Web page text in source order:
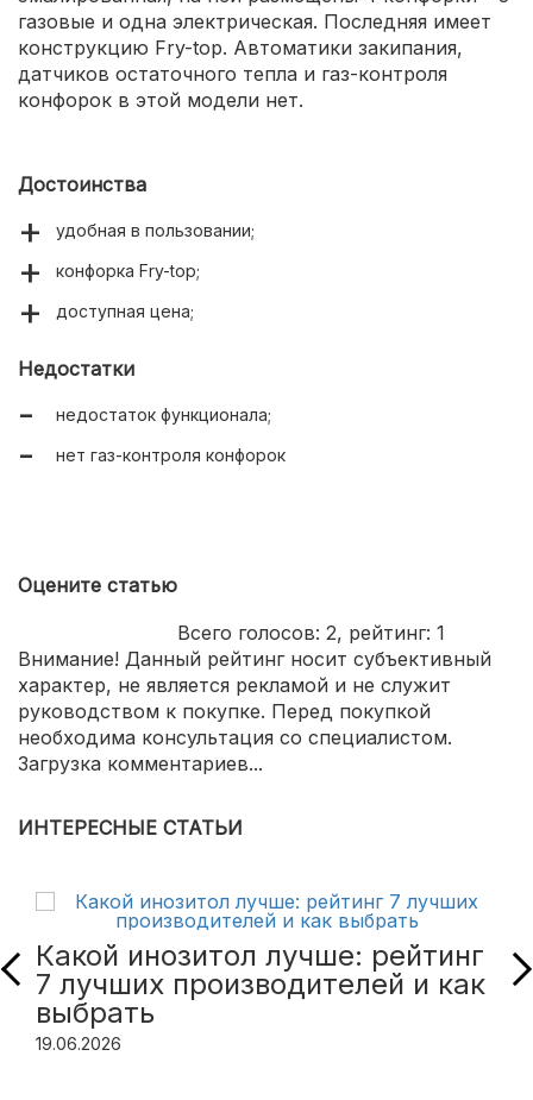
газовые и одна электрическая. Последняя имеет
конструкцию Fry-top. Автоматики закипания,
датчиков остаточного тепла и газ-контроля
конфорок в этой модели нет.
Достоинства
удобная в пользовании;
конфорка Fry-top;
доступная цена;
Недостатки
недостаток функционала;
нет газ-контроля конфорок
Оцените статью
Всего голосов: 2, рейтинг: 1
Внимание! Данный рейтинг носит субъективный
характер, не является рекламой и не служит
руководством к покупке. Перед покупкой
необходима консультация со специалистом.
Загрузка комментариев...
ИНТЕРЕСНЫЕ СТАТЬИ
Какой инозитол лучше: рейтинг
7 лучших производителей и как
выбрать
19.06.2026